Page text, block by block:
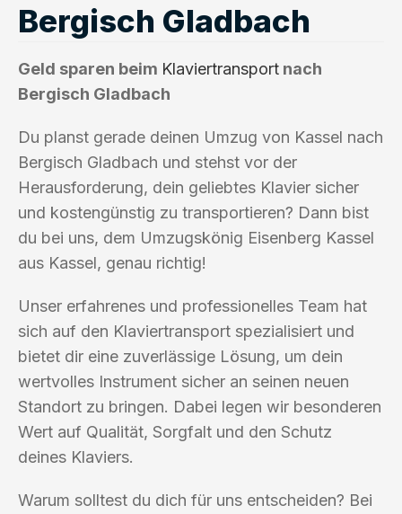
Bergisch Gladbach
Geld sparen beim Klaviertransport nach
Bergisch Gladbach
Du planst gerade deinen Umzug von Kassel nach
Bergisch Gladbach und stehst vor der
Herausforderung, dein geliebtes Klavier sicher
und kostengünstig zu transportieren? Dann bist
du bei uns, dem Umzugskönig Eisenberg Kassel
aus Kassel, genau richtig!
Unser erfahrenes und professionelles Team hat
sich auf den Klaviertransport spezialisiert und
bietet dir eine zuverlässige Lösung, um dein
wertvolles Instrument sicher an seinen neuen
Standort zu bringen. Dabei legen wir besonderen
Wert auf Qualität, Sorgfalt und den Schutz
deines Klaviers.
Warum solltest du dich für uns entscheiden? Bei